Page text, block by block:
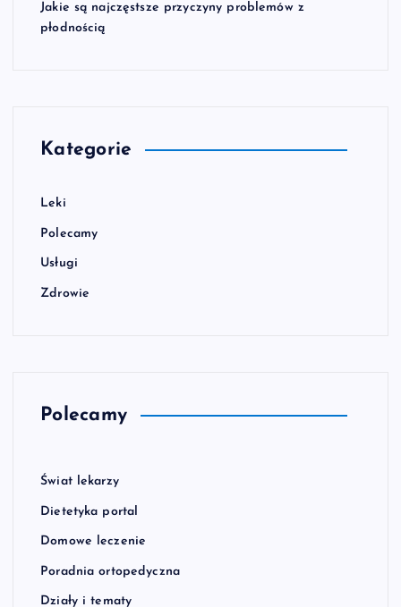
Jakie są najczęstsze przyczyny problemów z
płodnością
Kategorie
Leki
Polecamy
Usługi
Zdrowie
Polecamy
Świat lekarzy
Dietetyka portal
Domowe leczenie
Poradnia ortopedyczna
Działy i tematy